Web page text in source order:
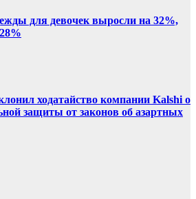
для девочек выросли на 32%,
ходатайство компании Kalshi о
защиты от законов об азартных